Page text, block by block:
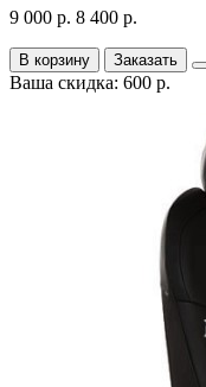
9 000 р. 8 400 р.
В корзину Заказать
Ваша скидка: 600 р.